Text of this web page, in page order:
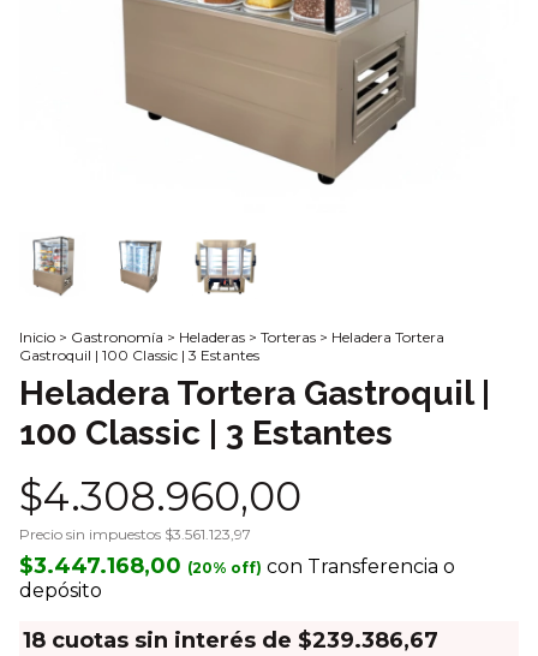
Inicio > Gastronomía > Heladeras > Torteras > Heladera Tortera
Gastroquil | 100 Classic | 3 Estantes
Heladera Tortera Gastroquil |
100 Classic | 3 Estantes
$4.308.960,00
Precio sin impuestos $3.561.123,97
$3.447.168,00 con Transferencia o
depósito
18 cuotas sin interés de $239.386,67